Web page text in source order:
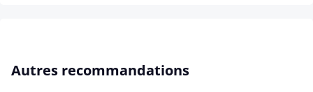
Ignorer la galerie de produits
Autres recommandations